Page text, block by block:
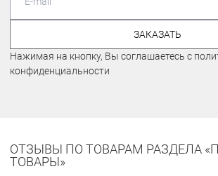
ЗАКАЗАТЬ
Нажимая на кнопку, Вы соглашаетесь с
конфиденциальности
ОТЗЫВЫ ПО ТОВАРАМ РАЗДЕЛА
ТОВАРЫ»